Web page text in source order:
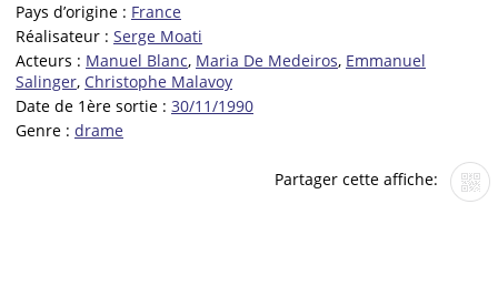
Pays d’origine : France
Réalisateur : Serge Moati
Acteurs : Manuel Blanc, Maria De Medeiros, Emmanuel
Salinger, Christophe Malavoy
Date de 1ère sortie : 30/11/1990
Genre : drame
Partager cette affiche: